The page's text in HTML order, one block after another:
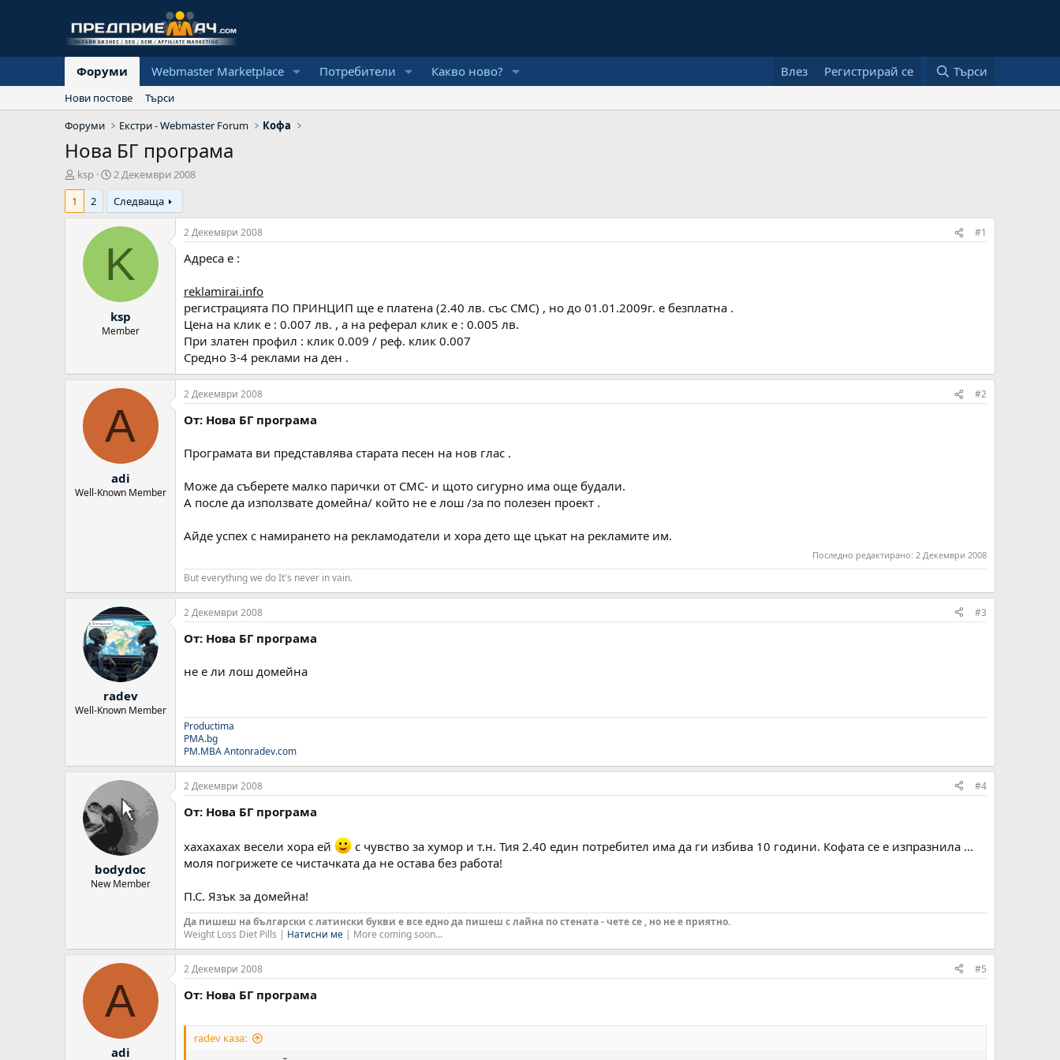
Форуми Webmaster Marketplace Потребители Какво ново? Влез Регистрирай се Търси
Нови постове
Търси
Форуми
Екстри - Webmaster Forum Кофа
Нова БГ програма
А
в
о
ksp
Н
а
ч
а
л
а
д
т
а
2 Декември 2008
1
2 Следваща
K
ksp
Member
2 Декември 2008 #1
Адреса е :
reklamirai.info
регистрацията ПО ПРИНЦИП ще е платена (2.40 лв. със СМС) , но до 01.01.2009г. е безплатна .
Цена на клик е : 0.007 лв. , а на реферал клик е : 0.005 лв.
При златен профил : клик 0.009 / реф. клик 0.007
Средно 3-4 реклами на ден .
A
adi
Well-Known Member
2 Декември 2008 #2
От: Нова БГ програма
Програмата ви представлява старата песен на нов глас .
Може да съберете малко парички от СМС- и щото сигурно има още будали.
А после да използвате домейна/ който не е лош /за по полезен проект .
Айде успех с намирането на рекламодатели и хора дето ще цъкат на рекламите им.
Последно редактирано: 2 Декември 2008
But everything we do It's never in vain.
radev
Well-Known Member
2 Декември 2008 #3
От: Нова БГ програма
не е ли лош домейна
Productima
PMA.bg
PM.MBAAntonradev.com
bodydoc
New Member
2 Декември 2008 #4
От: Нова БГ програма
хахахахах весели хора ей
с чувство за хумор и т.н. Тия 2.40 един потребител има да ги избива 10 години. Кофата се е изпразнила ...
моля погрижете се чистачката да не остава без работа!
П.С. Язък за домейна!
Да пишеш на български с латински букви е все едно да пишеш с лайна по стената - чете се , но не е приятно.
Weight Loss Diet Pills | Натисни ме | More coming soon...
A
adi
2 Декември 2008 #5
От: Нова БГ програма
radev каза: